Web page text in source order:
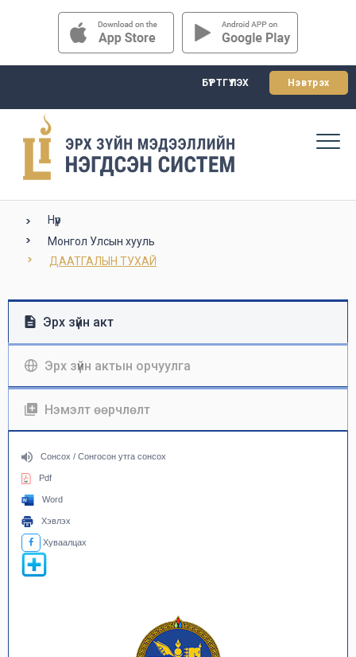
БҮРТГҮҮЛЭХ Нэвтрэх
Нүүр
Монгол Улсын хууль
ДААТГАЛЫН ТУХАЙ
Эрх зүйн акт
Эрх зүйн актын орчуулга
Нэмэлт өөрчлөлт
Сонсох / Сонгосон утга сонсох
Pdf
Word
Хэвлэх
Хуваалцах